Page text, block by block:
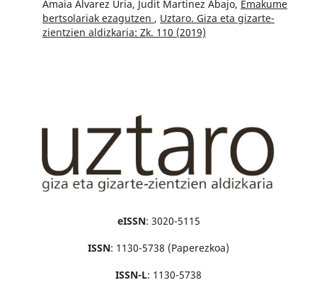
Amaia Alvarez Uria, Judit Martinez Abajo, Emakume
bertsolariak ezagutzen , Uztaro. Giza eta gizarte-
zientzien aldizkaria: Zk. 110 (2019)
eISSN: 3020-5115
ISSN: 1130-5738 (Paperezkoa)
ISSN-L: 1130-5738